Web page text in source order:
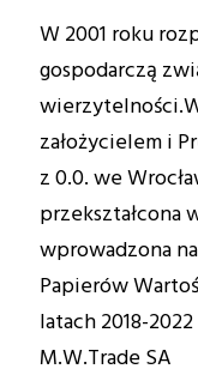
W 2001 roku
gospodarczą
założycielem i
z 0.0. we
przekształcona
wprowadzona
Papierów
latach 2018-
M.W.Trade SA